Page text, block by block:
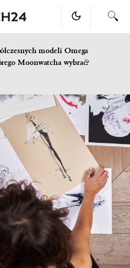
modeli Omega
Moonwatcha wybrać?